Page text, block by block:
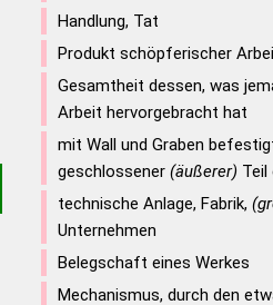
Handlung, Tat
Produkt schöpferischer
Gesamtheit dessen, was
Arbeit hervorgebracht hat
mit Wall und Graben
geschlossener (äußerer) Teil
technische Anlage, Fabrik,
Unternehmen
Belegschaft eines Werkes
Mechanismus, durch den